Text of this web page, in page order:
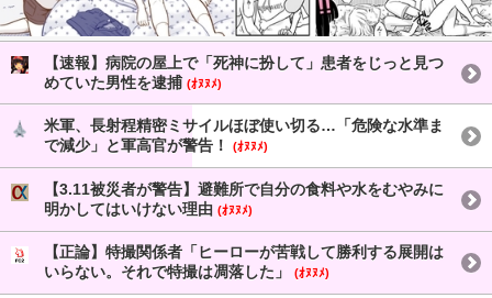
【速報】病院の屋上で「死神に扮して」患者をじっと見つ
めていた男性を逮捕 (ｵﾇﾇﾒ)
米軍、長射程精密ミサイルほぼ使い切る…「危険な水準ま
で減少」と軍高官が警告！
(ｵﾇﾇﾒ)
【3.11被災者が警告】避難所で自分の食料や水をむやみに
明かしてはいけない理由 (ｵﾇﾇﾒ)
【正論】特撮関係者「ヒーローが苦戦して勝利する展開は
いらない。それで特撮は凋落した」
(ｵﾇﾇﾒ)